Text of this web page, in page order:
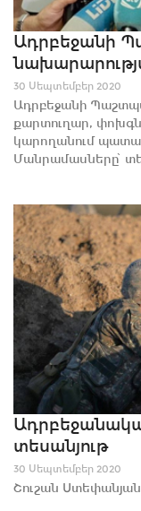
Ադրբեջանի
30 Սեպտեմբեր 2020
Ադրբեջանի
քարտուղար,
կարողանում
Մանրամասները՝
տեսանյութ
30 Սեպտեմբեր 2020
Շուշան